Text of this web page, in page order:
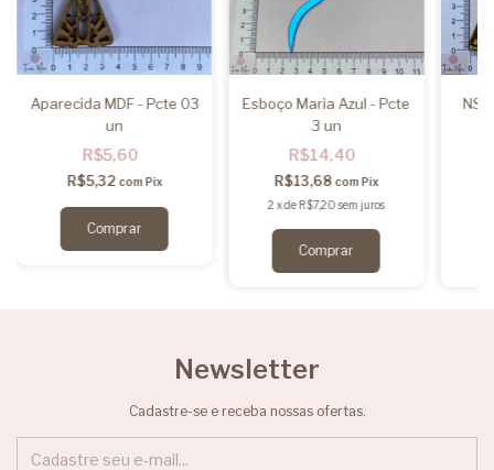
Aparecida MDF - Pcte 03
un
R$5,60
R$5,32 com Pix
Esboço Maria Azul - Pcte
3 un
R$14,40
R$13,68 com Pix
2 xdeR$7,20 sem juros
NS
Newsletter
Cadastre-se e receba nossas ofertas.